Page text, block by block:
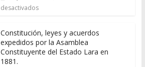
desactivados
Constitución, leyes y acuerdos
expedidos por la Asamblea
Constituyente del Estado Lara en
1881.